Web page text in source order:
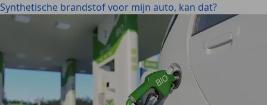
Synthetische brandstof voor mijn auto, kan dat?